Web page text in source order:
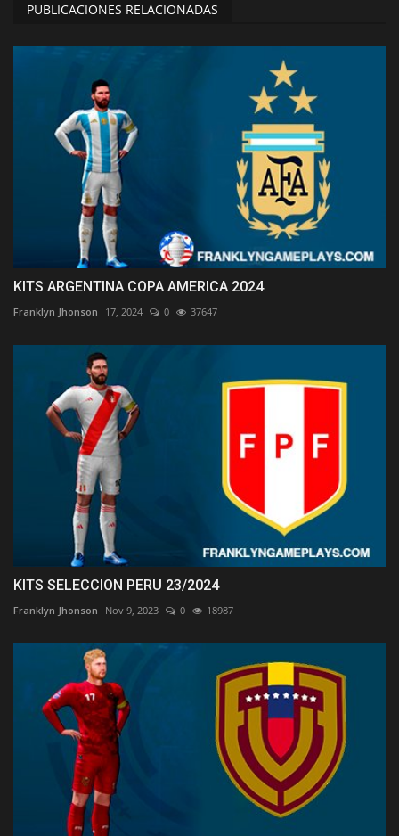
PUBLICACIONES RELACIONADAS
KITS ARGENTINA COPA AMERICA 2024
Franklyn Jhonson 17, 2024 0 37647
KITS SELECCION PERU 23/2024
Franklyn Jhonson Nov 9, 2023 0 18987